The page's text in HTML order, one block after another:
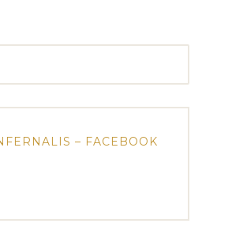
– FACEBOOK